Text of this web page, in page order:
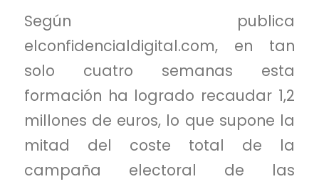
Según publica
elconfidencialdigital.com, en tan
solo cuatro semanas esta
formación ha logrado recaudar 1,2
millones de euros, lo que supone la
mitad del coste total de la
campaña electoral de las